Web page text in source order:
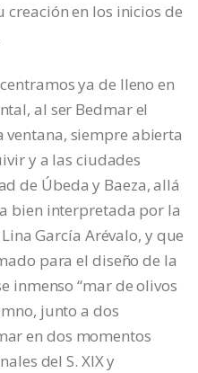
en los inicios de
ya de lleno en
al ser Bedmar el
ventana, siempre abierta
y a las ciudades
de Úbeda y Baeza, allá
bien interpretada por la
García Arévalo, y que
para el diseño de la
inmenso “mar de olivos
junto a dos
en dos momentos
del S. XIX y